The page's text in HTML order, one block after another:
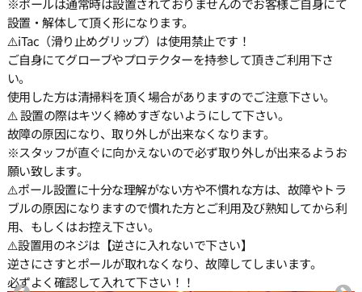
※ポールは通常時は設置されておりませんのでお客様ご自身にて
設置・解体して頂く形になります。
⚠️iTac（滑り止めグリップ）は使用禁止です！
ご自身にてグローブやプロテクターを持参して頂きご利用下さ
い。
使用した方は清掃料を頂く場合がありますのでご注意下さい。
⚠️ 設置の際はキツく締めすぎないようにして下さい。
故障の原因になり、取り外しが出来なくなります。
※スタッフが直ぐに向かえないので必ず取り外しが出来るようお
願い致します。
⚠️ポール設置に十分な理解がない方や不慣れな方は、故障やトラ
ブルの原因になりますので慣れた方とご利用及び熟知してから利
用、もしくはお控え下さい。
⚠️設置用のネジは【逆さに入れないで下さい】
逆さにさすとポールが取れなくなり、故障してしまいます。
必ずよく確認して入れて下さい！！